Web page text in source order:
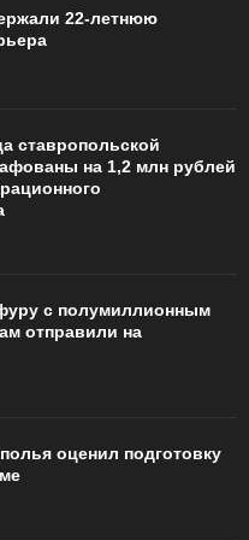
22-летнюю
ставропольской
на 1,2 млн рублей
с полумиллионным
отправили на
оценил подготовку